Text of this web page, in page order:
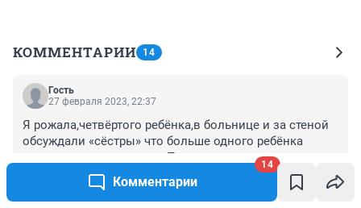
Комментарии
14
КОММЕНТАРИИ 14
Гость
27 февраля 2023, 22:37
Я рожала,четвёртого ребёнка,в больнице и за стеной
обсуждали «сёстры» что больше одного ребёнка
рожают только «варюги»После рождения
плаценты,они сказали:»какая тяжеленная,наверное
икру жрала банками»И потом в том же духе…Машина
+0 –0